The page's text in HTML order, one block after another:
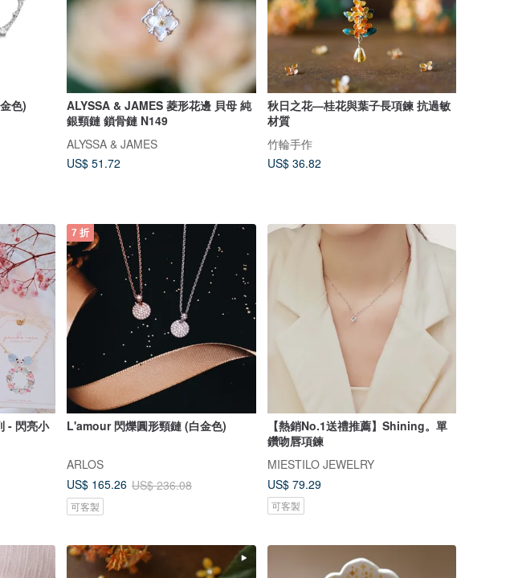
色)
ALYSSA & JAMES 菱形花邊 貝母 純
銀頸鏈 鎖骨鏈 N149
ALYSSA & JAMES
US$ 51.72
秋日之花—桂花與葉子長項鍊 抗過敏
材質
竹輪手作
US$ 36.82
- 閃亮小
7 折
L'amour 閃爍圓形頸鏈 (白金色)
ARLOS
US$ 165.26 US$ 236.08
可客製
【熱銷No.1送禮推薦】Shining。單
鑽吻唇項鍊
MIESTILO JEWELRY
US$ 79.29
可客製